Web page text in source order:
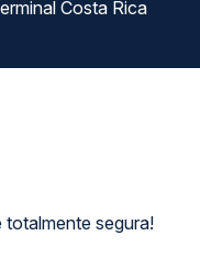
totalmente segura!
La terminal Costa Rica